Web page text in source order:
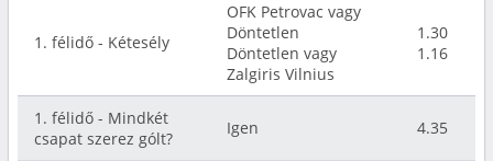
1. félidő - Kétesély
OFK Petrovac vagy
Döntetlen
Döntetlen vagy
Zalgiris Vilnius
1.30
1.16
1. félidő - Mindkét
csapat szerez gólt?
Igen 4.35